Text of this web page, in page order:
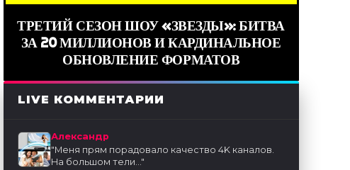
ТРЕТИЙ СЕЗОН ШОУ «ЗВЕЗДЫ»: БИТВА
ЗА 20 МИЛЛИОНОВ И КАРДИНАЛЬНОЕ
ОБНОВЛЕНИЕ ФОРМАТОВ
LIVE КОММЕНТАРИИ
Александр
"Меня прям порадовало качество 4K каналов.
На большом тели..."